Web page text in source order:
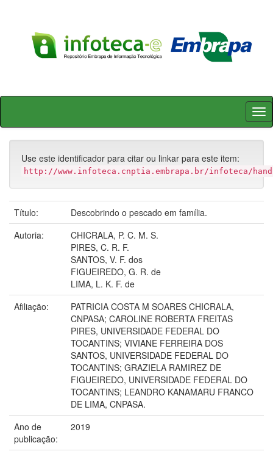
Skip
Use este identificador para citar ou linkar para este item:
http://www.infoteca.cnptia.embrapa.br/infoteca/
Título:
Descobrindo o pescado em família.
Autoria:
CHICRALA, P. C. M. S.
PIRES, C. R. F.
SANTOS, V. F. dos
FIGUEIREDO, G. R. de
LIMA, L. K. F. de
Afiliação:
PATRICIA COSTA M SOARES CHICRALA,
CNPASA; CAROLINE ROBERTA FREITAS
PIRES, UNIVERSIDADE FEDERAL DO
TOCANTINS; VIVIANE FERREIRA DOS
SANTOS, UNIVERSIDADE FEDERAL DO
TOCANTINS; GRAZIELA RAMIREZ DE
FIGUEIREDO, UNIVERSIDADE FEDERAL DO
TOCANTINS; LEANDRO KANAMARU FRANCO
DE LIMA, CNPASA.
Ano de
publicação:
2019